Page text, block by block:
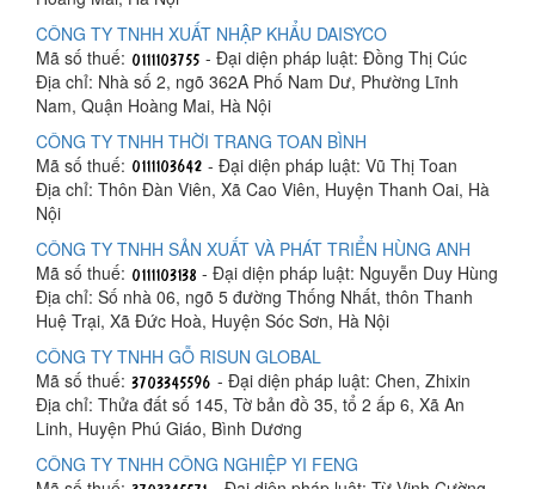
CÔNG TY TNHH XUẤT NHẬP KHẨU DAISYCO
Mã số thuế:
- Đại diện pháp luật: Đồng Thị Cúc
Địa chỉ: Nhà số 2, ngõ 362A Phố Nam Dư, Phường Lĩnh
Nam, Quận Hoàng Mai, Hà Nội
CÔNG TY TNHH THỜI TRANG TOAN BÌNH
Mã số thuế:
- Đại diện pháp luật: Vũ Thị Toan
Địa chỉ: Thôn Đàn Viên, Xã Cao Viên, Huyện Thanh Oai, Hà
Nội
CÔNG TY TNHH SẢN XUẤT VÀ PHÁT TRIỂN HÙNG ANH
Mã số thuế:
- Đại diện pháp luật: Nguyễn Duy Hùng
Địa chỉ: Số nhà 06, ngõ 5 đường Thống Nhất, thôn Thanh
Huệ Trại, Xã Đức Hoà, Huyện Sóc Sơn, Hà Nội
CÔNG TY TNHH GỖ RISUN GLOBAL
Mã số thuế:
- Đại diện pháp luật: Chen, Zhixin
Địa chỉ: Thửa đất số 145, Tờ bản đồ 35, tổ 2 ấp 6, Xã An
Linh, Huyện Phú Giáo, Bình Dương
CÔNG TY TNHH CÔNG NGHIỆP YI FENG